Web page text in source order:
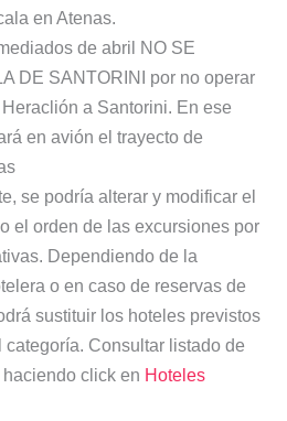
en Atenas.
de abril NO SE
DE SANTORINI por no operar
a Santorini. En ese
en avión el trayecto de
se podría alterar y modificar el
el orden de las excursiones por
Dependiendo de la
o en caso de reservas de
sustituir los hoteles previstos
categoría. Consultar listado de
click en Hoteles